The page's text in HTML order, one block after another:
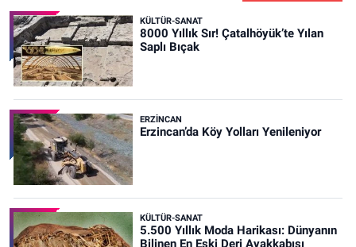
KÜLTÜR-SANAT
8000 Yıllık Sır! Çatalhöyük’te Yılan
Saplı Bıçak
ERZINCAN
Erzincan’da Köy Yolları Yenileniyor
KÜLTÜR-SANAT
5.500 Yıllık Moda Harikası: Dünyanın
Bilinen En Eski Deri Ayakkabısı